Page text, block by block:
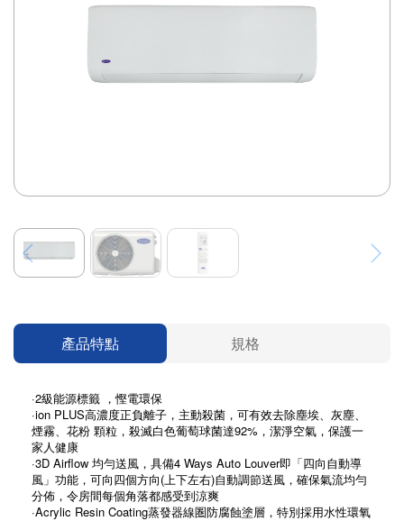
產品特點 規格
·2級能源標籤 ，慳電環保
·ion PLUS高濃度正負離子，主動殺菌，可有效去除塵埃、灰塵、
煙霧、花粉 顆粒，殺滅白色葡萄球菌達92%，潔淨空氣，保護一
家人健康
·3D Airflow 均勻送風，具備4 Ways Auto Louver即「四向自動導
風」功能，可向四個方向(上下左右)自動調節送風，確保氣流均勻
分佈，令房間每個角落都感受到涼爽
·Acrylic Resin Coating蒸發器線圏防腐蝕塗層，特別採用水性環氧